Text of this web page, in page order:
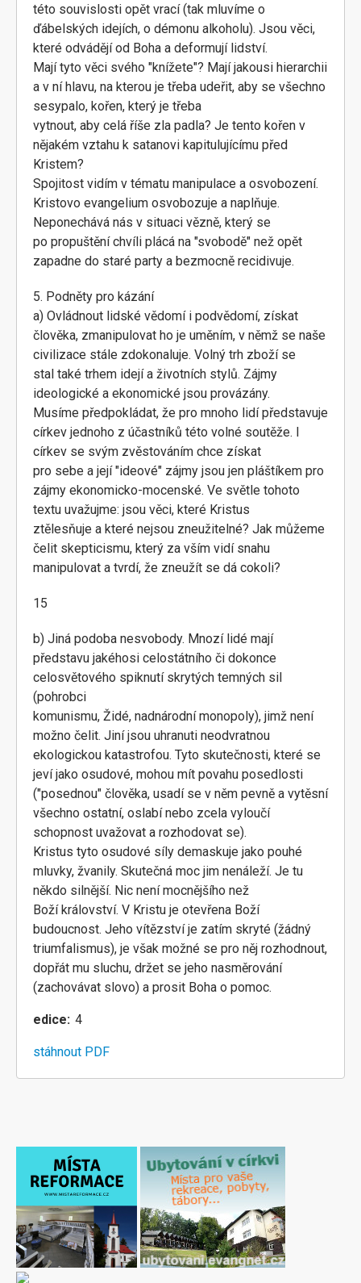
této souvislosti opět vrací (tak mluvíme o
ďábelských idejích, o démonu alkoholu). Jsou věci,
které odvádějí od Boha a deformují lidství.
Mají tyto věci svého "knížete"? Mají jakousi hierarchii
a v ní hlavu, na kterou je třeba udeřit, aby se všechno
sesypalo, kořen, který je třeba
vytnout, aby celá říše zla padla? Je tento kořen v
nějakém vztahu k satanovi kapitulujícímu před
Kristem?
Spojitost vidím v tématu manipulace a osvobození.
Kristovo evangelium osvobozuje a naplňuje.
Neponechává nás v situaci vězně, který se
po propuštění chvíli plácá na "svobodě" než opět
zapadne do staré party a bezmocně recidivuje.
5. Podněty pro kázání
a) Ovládnout lidské vědomí i podvědomí, získat
člověka, zmanipulovat ho je uměním, v němž se naše
civilizace stále zdokonaluje. Volný trh zboží se
stal také trhem idejí a životních stylů. Zájmy
ideologické a ekonomické jsou provázány.
Musíme předpokládat, že pro mnoho lidí představuje
církev jednoho z účastníků této volné soutěže. I
církev se svým zvěstováním chce získat
pro sebe a její "ideové" zájmy jsou jen pláštíkem pro
zájmy ekonomicko-mocenské. Ve světle tohoto
textu uvažujme: jsou věci, které Kristus
ztělesňuje a které nejsou zneužitelné? Jak můžeme
čelit skepticismu, který za vším vidí snahu
manipulovat a tvrdí, že zneužít se dá cokoli?
15
b) Jiná podoba nesvobody. Mnozí lidé mají
představu jakéhosi celostátního či dokonce
celosvětového spiknutí skrytých temných sil
(pohrobci
komunismu, Židé, nadnárodní monopoly), jimž není
možno čelit. Jiní jsou uhranuti neodvratnou
ekologickou katastrofou. Tyto skutečnosti, které se
jeví jako osudové, mohou mít povahu posedlosti
("posednou" člověka, usadí se v něm pevně a vytěsní
všechno ostatní, oslabí nebo zcela vyloučí
schopnost uvažovat a rozhodovat se).
Kristus tyto osudové síly demaskuje jako pouhé
mluvky, žvanily. Skutečná moc jim nenáleží. Je tu
někdo silnější. Nic není mocnějšího než
Boží království. V Kristu je otevřena Boží
budoucnost. Jeho vítězství je zatím skryté (žádný
triumfalismus), je však možné se pro něj rozhodnout,
dopřát mu sluchu, držet se jeho nasměrování
(zachovávat slovo) a prosit Boha o pomoc.
edice 4
stáhnout PDF